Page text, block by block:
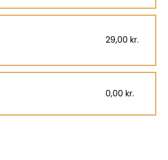
29,00 kr.
0,00 kr.